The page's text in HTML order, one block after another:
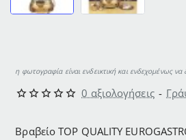
η φωτογραφία είναι ενδεικτική και ενδεχομένως
Βραβείο TOP QUALITY
0 αξιολογήσεις -